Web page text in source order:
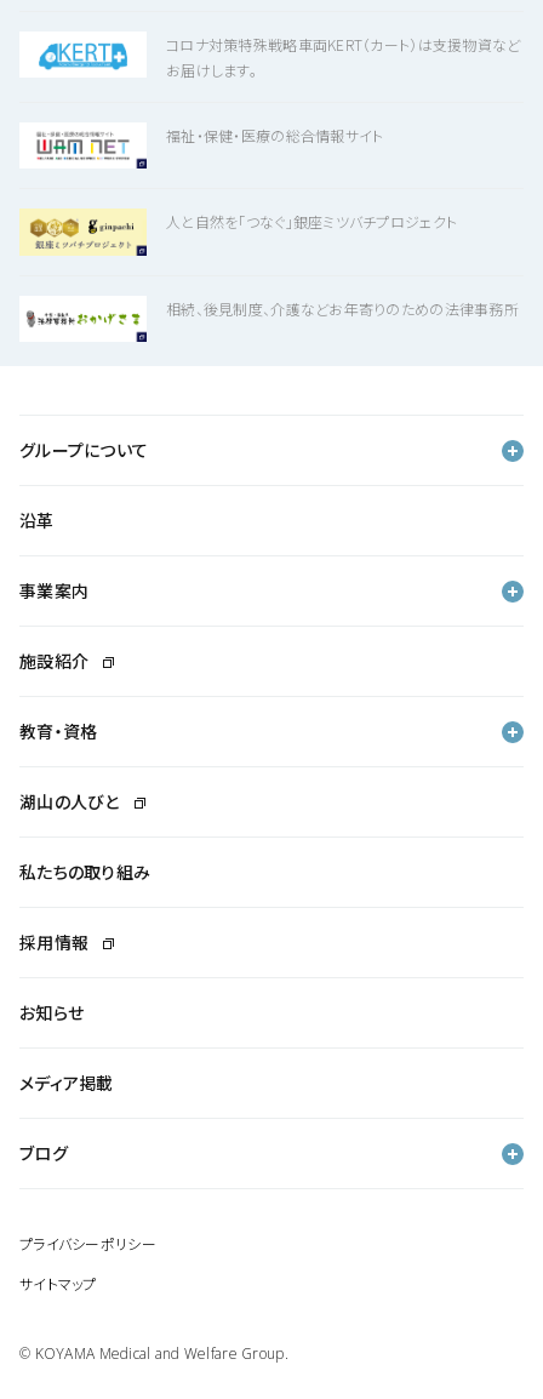
コロナ対策特殊戦略車両KERT（カート）は支援物資など
お届けします。
福祉・保健・医療の総合情報サイト
人と自然を「つなぐ」銀座ミツバチプロジェクト
相続、後見制度、介護などお年寄りのための法律事務所
グループについて
沿革
事業案内
施設紹介
教育・資格
湖山の人びと
私たちの取り組み
採用情報
お知らせ
メディア掲載
ブログ
プライバシーポリシー
サイトマップ
© KOYAMA Medical and Welfare Group.